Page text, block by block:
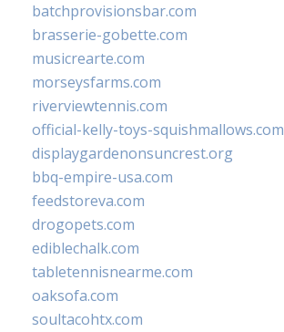
batchprovisionsbar.com
brasserie-gobette.com
musicrearte.com
morseysfarms.com
riverviewtennis.com
official-kelly-toys-squishmallows.com
displaygardenonsuncrest.org
bbq-empire-usa.com
feedstoreva.com
drogopets.com
ediblechalk.com
tabletennisnearme.com
oaksofa.com
soultacohtx.com